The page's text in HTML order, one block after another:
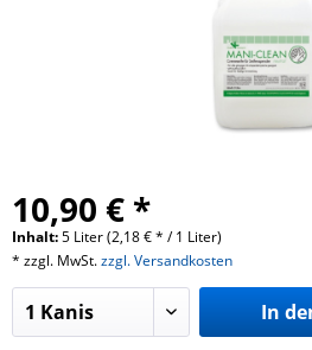
10,90 € *
Inhalt:5 Liter (2,18 € * / 1 Liter)
* zzgl. MwSt.zzgl. Versandkosten
In